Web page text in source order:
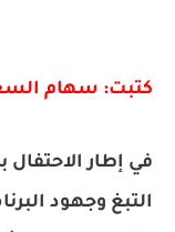
كتبت: سهام
في إطار الاحتفال
التبغ وجهود